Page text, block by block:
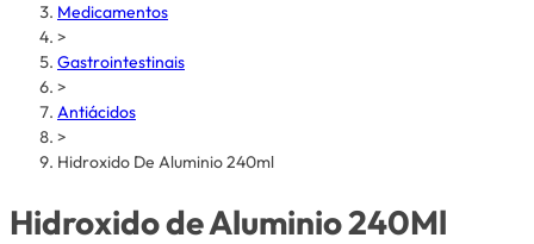
Medicamentos
>
Gastrointestinais
>
Antiácidos
>
Hidroxido De Aluminio 240ml
Hidroxido de Aluminio 240Ml